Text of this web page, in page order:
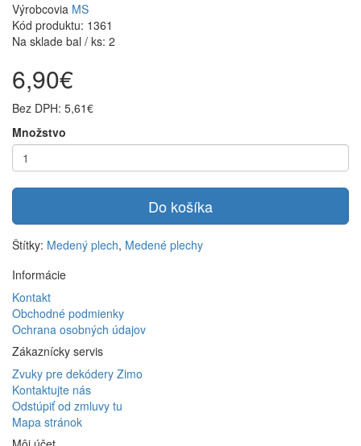
Výrobcovia MS
Kód produktu: 1361
Na sklade bal / ks: 2
6,90€
Bez DPH: 5,61€
Množstvo
Do košíka
Štítky: Medený plech, Medené plechy
Informácie
Kontakt
Obchodné podmienky
Ochrana osobných údajov
Zákaznícky servis
Zvuky pre dekódery Zimo
Kontaktujte nás
Odstúpiť od zmluvy tu
Mapa stránok